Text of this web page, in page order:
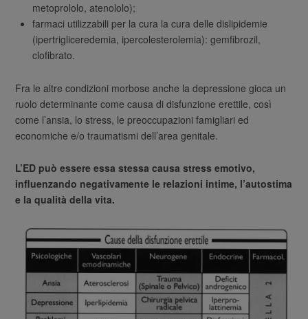
metoprololo, atenololo);
farmaci utilizzabili per la cura la cura delle dislipidemie
(ipertrigliceredemia, ipercolesterolemia): gemfibrozil,
clofibrato.
Fra le altre condizioni morbose anche la depressione gioca un
ruolo determinante come causa di disfunzione erettile, così
come l’ansia, lo stress, le preoccupazioni famigliari ed
economiche e/o traumatismi dell’area genitale.
L’ED può essere essa stessa causa stress emotivo,
influenzando negativamente le relazioni intime, l’autostima
e la qualità della vita.